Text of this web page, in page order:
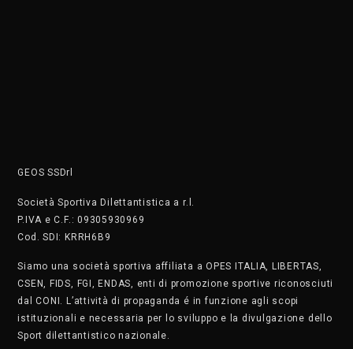
messaggi
Cookie Policy
Privacy Policy
SAFEGUARDING
• Lunedì e martedì dalle 8.30 alle 22.30
• Mercoledì e giovedì dalle 8.30 alle 21.30
• Venerdì dalle 8.30 alle 19
• Sabato dalle 9 alle 17